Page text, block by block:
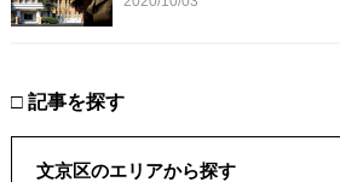
□ 記事を探す
文京区のエリアから探す